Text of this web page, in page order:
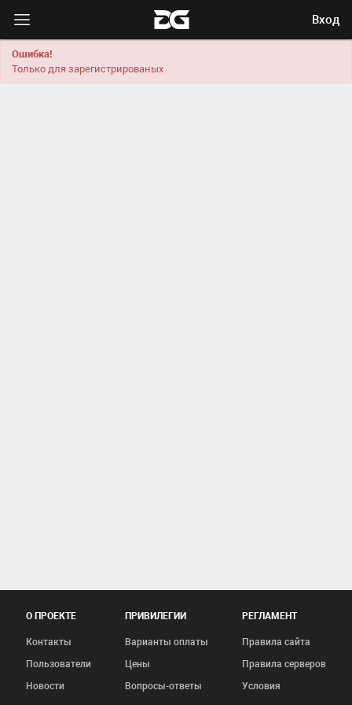
Вход
Ошибка!
Только для зарегистрированых
О ПРОЕКТЕ
Контакты
Пользователи
Новости
ПРИВИЛЕГИИ
Варианты оплаты
Цены
Вопросы-ответы
РЕГЛАМЕНТ
Правила сайта
Правила серверов
Условия